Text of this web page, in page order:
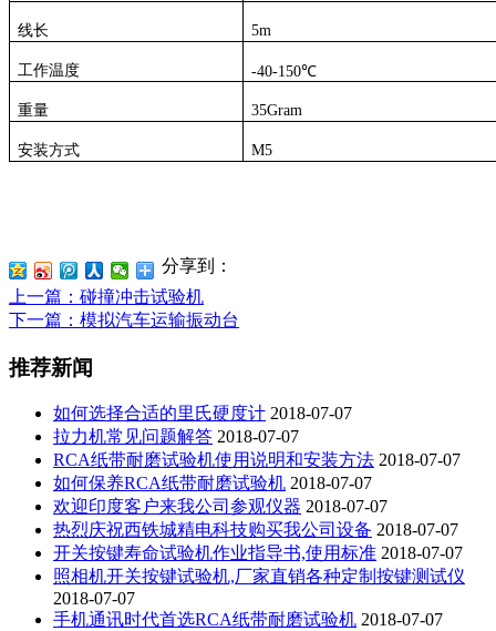
线长 5m
工作温度 -40-150℃
重量 35Gram
安装方式 M5
分享到：
上一篇 ：碰撞冲击试验机
下一篇 ：模拟汽车运输振动台
推荐新闻
如何选择合适的里氏硬度计 2018-07-07
拉力机常见问题解答 2018-07-07
RCA纸带耐磨试验机使用说明和安装方法 2018-07-07
如何保养RCA纸带耐磨试验机 2018-07-07
欢迎印度客户来我公司参观仪器 2018-07-07
热烈庆祝西铁城精电科技购买我公司设备 2018-07-07
开关按键寿命试验机作业指导书,使用标准 2018-07-07
照相机开关按键试验机,厂家直销各种定制按键测试仪
2018-07-07
手机通讯时代首选RCA纸带耐磨试验机 2018-07-07